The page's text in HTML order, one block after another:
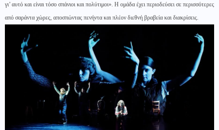
γι’ αυτό και είναι τόσο σπάνιοι και πολύτιμοι». Η ομάδα έχει περιοδεύσει σε περισσότερες
από σαράντα χώρες, αποσπώντας πενήντα και πλέον διεθνή βραβεία και διακρίσεις.